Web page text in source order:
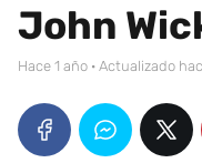
John
hace 1 año · Actualizado